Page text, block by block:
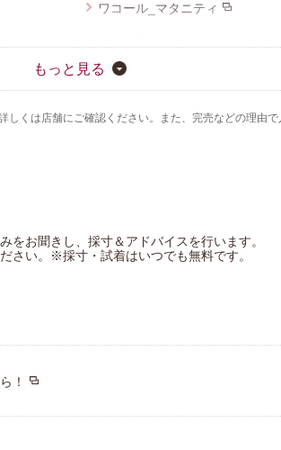
ワコール_マタニティ
ワコール／らくラクパートナー
もっと見る
くは店舗にご確認ください。また、完売などの理由で
お聞きし、採寸＆アドバイスを行います。
さい。※採寸・試着はいつでも無料です。
！